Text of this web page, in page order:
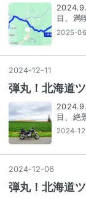
目、満
2025-
2024-12-11
弾丸！北海道
目、絶
2024-
2024-12-06
弾丸！北海道